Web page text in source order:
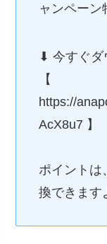
ャンペーン
⬇︎ 今すぐダ
【
https://
AcX8u7 】
ポイントは
換できます